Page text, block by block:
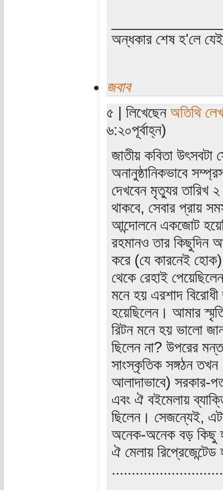
অন্ধকার শেষ হ'লে
জবাব
৫ | লিখেছেন অতিথি
৬:২০পূর্বাহ্ন)
জাতীয় কবিতা
অনানুষ্ঠানিকভাবে
দেখবেন মৃত্যুর তারিখ
থাকবে, সেবার প্রায়
আন্দোলনে একজোট
রহমানও তার কিছুদিন
করে (যে কারনেই হোক)
থেকে রেহাই
মনে হয় এরশাদ
হয়েছিলেন। আমার
রিটন মনে হয় ভালো
ছিলেন না? উপরের
সাংস্কৃতিক সঙ্গঠন তখন
আলাদাভাবে) সরকার-
এবং ঐ বইমেলায়
ছিলেন। সেজন্যেই,
অনেক-অনেক বড় কিছু
ঐ মেলায়